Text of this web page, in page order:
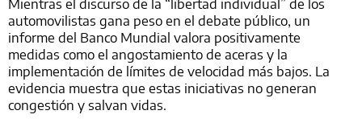
automovilistas gana peso en el debate público, un
informe del Banco Mundial valora positivamente
medidas como el angostamiento de aceras y la
implementación de límites de velocidad más bajos. La
evidencia muestra que estas iniciativas no generan
congestión y salvan vidas.